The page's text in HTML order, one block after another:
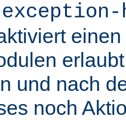
und nach
noch